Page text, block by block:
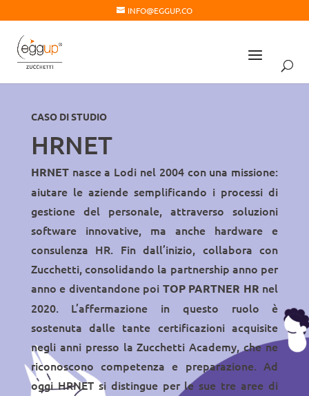
INFO@EGGUP.CO
CASO DI STUDIO
HRNET
HRNETnasce a Lodi nel 2004 con una missione:
aiutare le aziende semplificando i processi di
gestione del personale, attraverso soluzioni
software innovative, ma anche hardware e
consulenza HR. Fin dall’inizio, collabora con
Zucchetti, consolidando la partnership anno per
anno e diventandone poi TOP PARTNER HR nel
2020. L’affermazione in questo ruolo è
sostenuta dalle tante certificazioni acquisite
negli anni presso la Zucchetti Academy, che ne
riconoscono competenza e preparazione. Ad
oggi HRNET si distingue per le sue tre aree di